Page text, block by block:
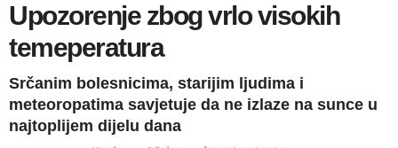
Upozorenje zbog vrlo visokih
temeperatura
Srčanim bolesnicima, starijim ljudima i
meteoropatima savjetuje da ne izlaze na sunce u
najtoplijem dijelu dana